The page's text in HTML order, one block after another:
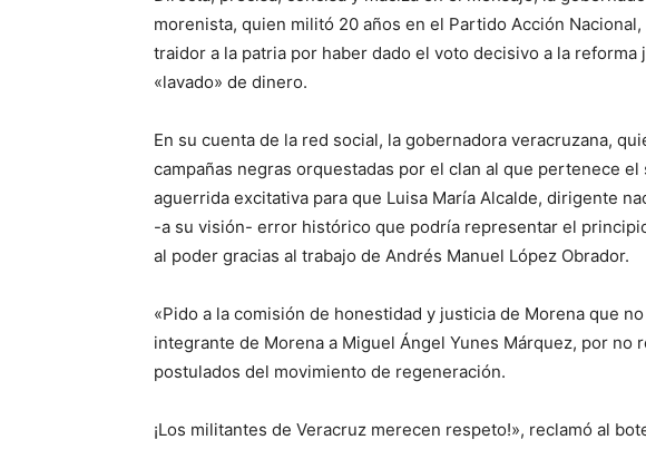
morenista, quien militó 20 años en el Partido Acción
traidor a la patria por haber dado el voto decisivo a la
«lavado» de dinero.
En su cuenta de la red social, la gobernadora veracruzana,
campañas negras orquestadas por el clan al que pertenece
aguerrida excitativa para que Luisa María Alcalde, dirigente
-a su visión- error histórico que podría representar el
al poder gracias al trabajo de Andrés Manuel López Obrador.
«Pido a la comisión de honestidad y justicia de Morena que
integrante de Morena a Miguel Ángel Yunes Márquez, por no
postulados del movimiento de regeneración.
¡Los militantes de Veracruz merecen respeto!», reclamó al